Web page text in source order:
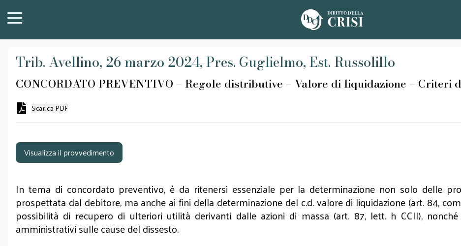
Trib. Avellino, 26 marzo 2024, Pres. Guglielmo, Est. Russolillo
CONCORDATO PREVENTIVO – Regole distributive – Valore di liquidazione – Criteri
Scarica PDF
Visualizza il provvedimento
In tema di concordato preventivo, è da ritenersi essenziale per la determinazione non solo delle
prospettata dal debitore, ma anche ai fini della determinazione del c.d. valore di liquidazione (art. 84,
possibilità di recupero di ulteriori utilità derivanti dalle azioni di massa (art. 87, lett. h CCII),
amministrativi sulle cause del dissesto.